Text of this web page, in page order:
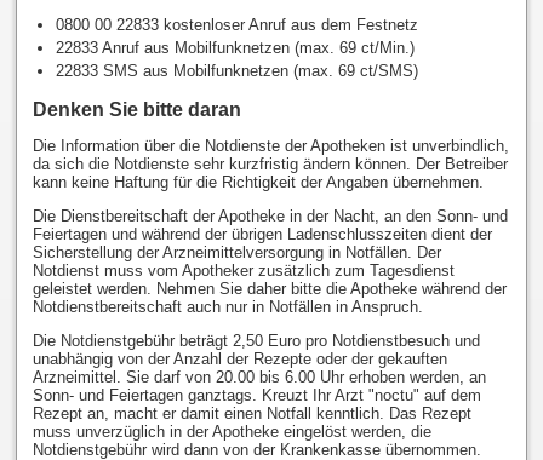
0800 00 22833 kostenloser Anruf aus dem Festnetz
22833 Anruf aus Mobilfunknetzen (max. 69 ct/Min.)
22833 SMS aus Mobilfunknetzen (max. 69 ct/SMS)
Denken Sie bitte daran
Die Information über die Notdienste der Apotheken ist unverbindlich,
da sich die Notdienste sehr kurzfristig ändern können. Der Betreiber
kann keine Haftung für die Richtigkeit der Angaben übernehmen.
Die Dienstbereitschaft der Apotheke in der Nacht, an den Sonn- und
Feiertagen und während der übrigen Ladenschlusszeiten dient der
Sicherstellung der Arzneimittelversorgung in Notfällen. Der
Notdienst muss vom Apotheker zusätzlich zum Tagesdienst
geleistet werden. Nehmen Sie daher bitte die Apotheke während der
Notdienstbereitschaft auch nur in Notfällen in Anspruch.
Die Notdienstgebühr beträgt 2,50 Euro pro Notdienstbesuch und
unabhängig von der Anzahl der Rezepte oder der gekauften
Arzneimittel. Sie darf von 20.00 bis 6.00 Uhr erhoben werden, an
Sonn- und Feiertagen ganztags. Kreuzt Ihr Arzt "noctu" auf dem
Rezept an, macht er damit einen Notfall kenntlich. Das Rezept
muss unverzüglich in der Apotheke eingelöst werden, die
Notdienstgebühr wird dann von der Krankenkasse übernommen.